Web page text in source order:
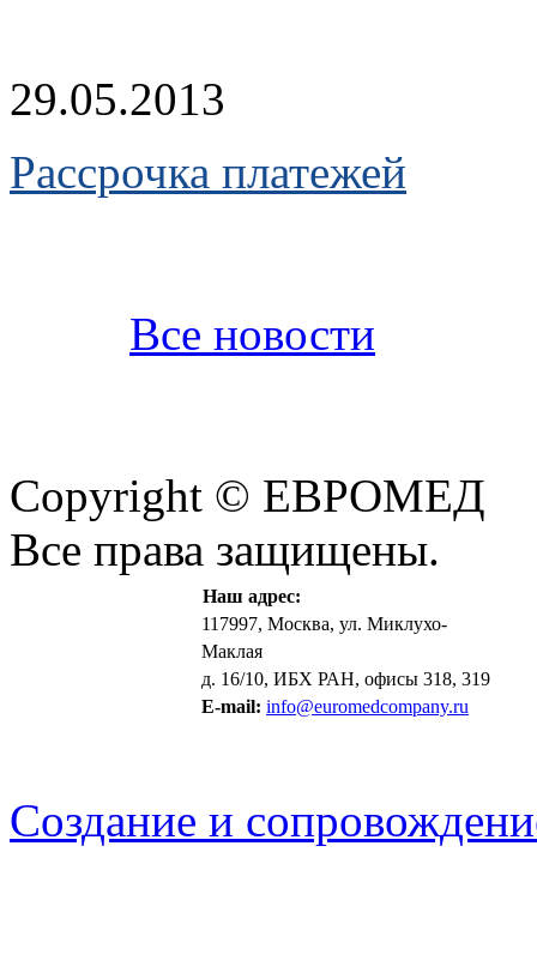
29.05.2013
Рассрочка платежей
Все новости
Copyright © ЕВРОМЕД
Все права защищены.
Наш адрес:
117997, Москва, ул. Миклухо-
Маклая
д. 16/10, ИБХ РАН, офисы 318, 319
E-mail: info@euromedcompany.ru
Создание и